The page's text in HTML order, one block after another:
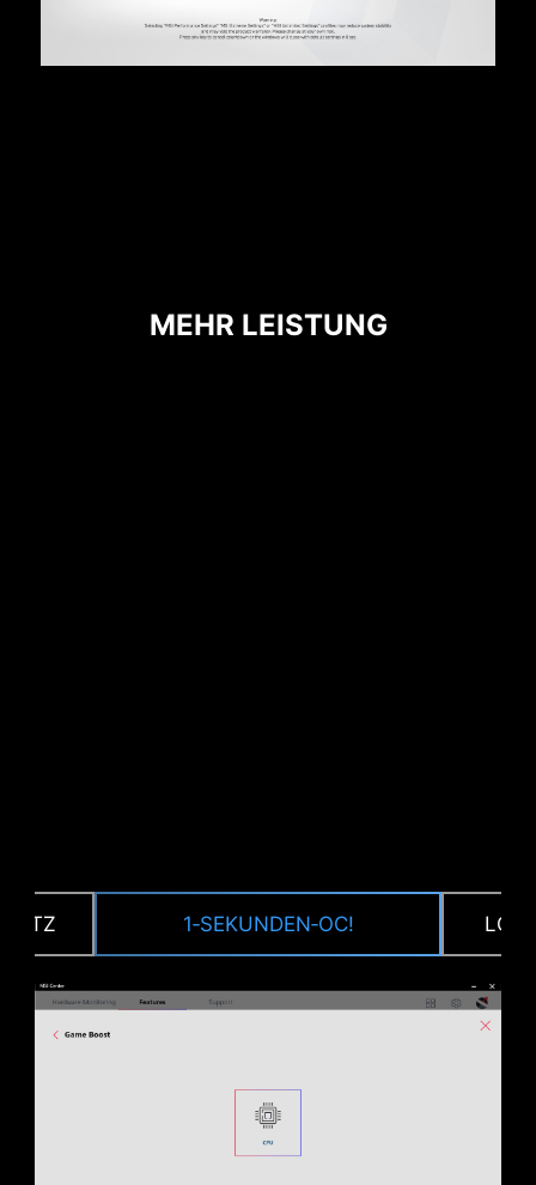
MEHR LEISTUNG
1‑SEKUNDEN‑OC!
ÜBERSTROMSCHUTZ
aufgrund von Überspannungen und fördert die
langfristige Systemstabilität.
DDR memory Slots